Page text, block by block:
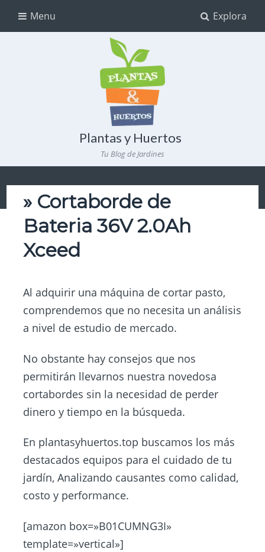
Explora
Menu
Plantas y Huertos
Tu Blog de Jardines
» Cortaborde de
Bateria 36V 2.0Ah
Xceed
Al adquirir una máquina de cortar pasto,
comprendemos que no necesita un análisis
a nivel de estudio de mercado.
No obstante hay consejos que nos
permitirán llevarnos nuestra novedosa
cortabordes sin la necesidad de perder
dinero y tiempo en la búsqueda.
En plantasyhuertos.top buscamos los más
destacados equipos para el cuidado de tu
jardín, Analizando causantes como calidad,
costo y performance.
[amazon box=»B01CUMNG3I»
template=»vertical»]